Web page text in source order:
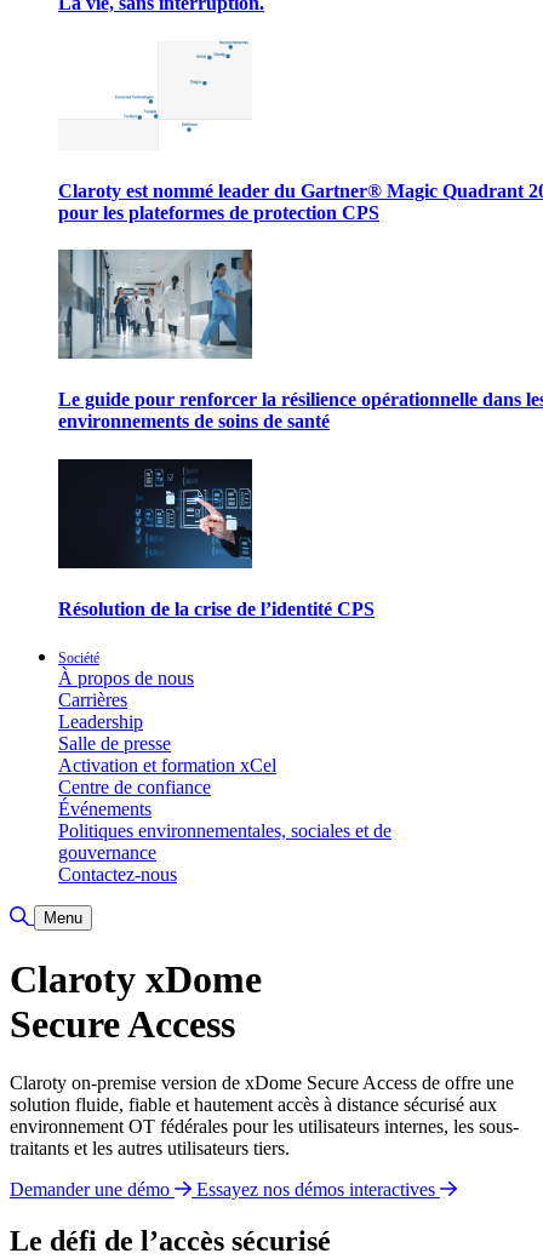
Claroty est nommé leader du Gartner® Magic Quadrant
pour les plateformes de protection CPS
Le guide pour renforcer la résilience opérationnelle dans
environnements de soins de santé
Résolution de la crise de l’identité CPS
Société
À propos de nous
Carrières
Leadership
Salle de presse
Activation et formation xCel
Centre de confiance
Événements
Politiques environnementales, sociales et de
gouvernance
Contactez-nous
Basculer la recherche
Menu
Claroty xDome
Secure Access
Claroty on-premise version de xDome Secure Access de offre une
solution fluide, fiable et hautement accès à distance sécurisé aux
environnement OT fédérales pour les utilisateurs internes, les sous-
traitants et les autres utilisateurs tiers.
Demander une démo
Essayez nos démos interactives
Le défi de l’accès sécurisé